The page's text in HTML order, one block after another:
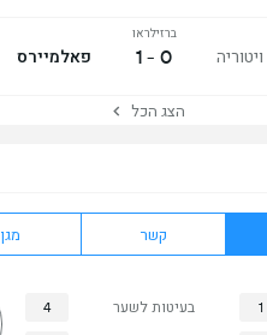
קשר מגן
1 בעיטות לשער 4
ויטוריה
ברזילראו
0 - 1 פאלמיירס
הצג הכל